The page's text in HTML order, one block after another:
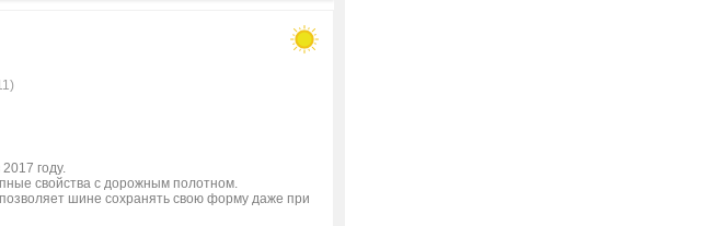
году.
свойства с дорожным полотном.
шине сохранять свою форму даже при